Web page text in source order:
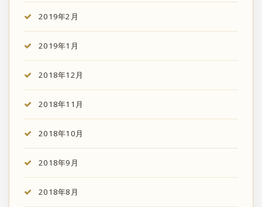
2019年2月
2019年1月
2018年12月
2018年11月
2018年10月
2018年9月
2018年8月